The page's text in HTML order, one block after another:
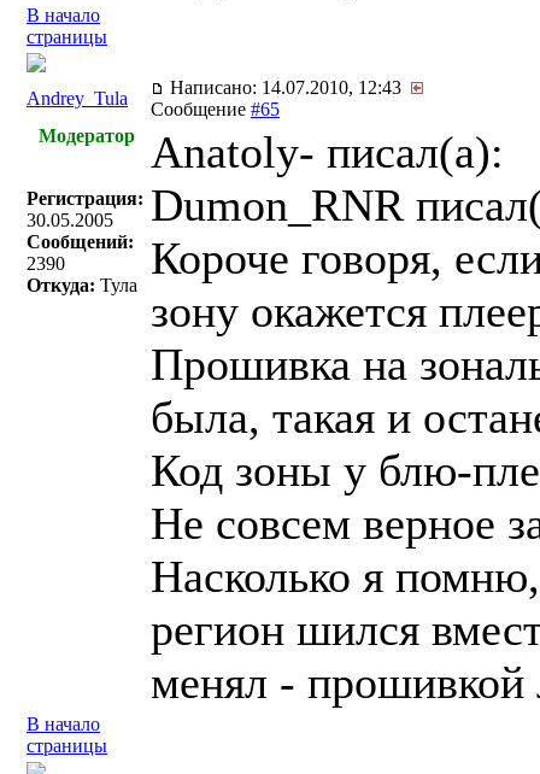
В начало
страницы
Andrey_Tula
Написано: 14.07.2010, 12:43
Сообщение #65
Модератор
Регистрация:
30.05.2005
Сообщений:
2390
Откуда: Тула
Anatoly- писал(a):
Dumon_RNR
Короче говоря,
зону окажется
Прошивка на
была, такая и
Код зоны у блю-
Не совсем верное
Насколько я
регион шился
менял - прошивкой
В начало
страницы